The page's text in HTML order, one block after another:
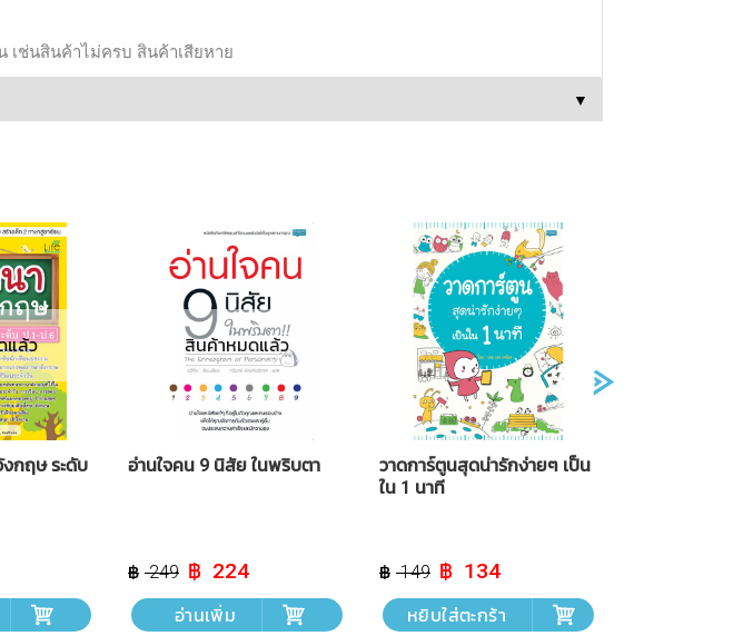
เช่นสินค้าไม่ครบ สินค้าเสียหาย
▼
แล้ว
กฤษ ระดับ
สินค้าหมดแล้ว
อ่านใจคน 9 นิสัย ในพริบตา
249 Original
price
was:
฿ 249.
224Current
price
is:
฿ 224.
อ่านเพิ่ม
วาดการ์ตูนสุดน่ารักง่ายๆ เป็น
ใน 1 นาที
149 Original
price
was:
฿ 149.
134Current
price
is:
฿ 134.
หยิบใส่ตะกร้า